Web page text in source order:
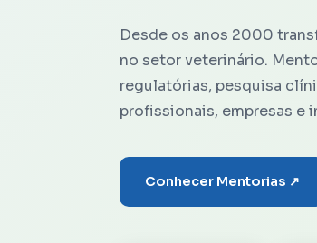
Desde os anos 2000
no setor veterinário.
regulatórias, pesquisa
profissionais, empresas e
Conhecer Mentorias ↗